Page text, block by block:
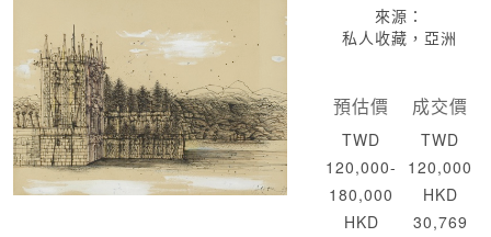
來源：
私人收藏，亞洲
預估價
TWD
120,000-
180,000
HKD
成交價
TWD
120,000
HKD
30,769